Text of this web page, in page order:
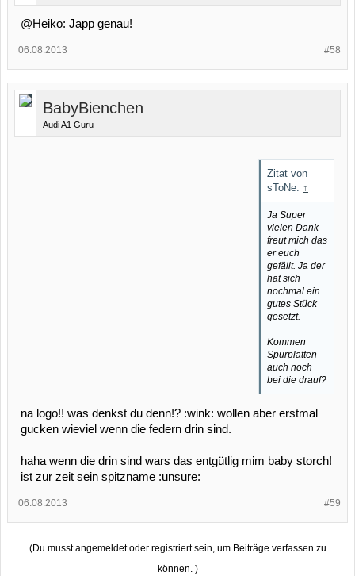
@Heiko: Japp genau!
#58
06.08.2013
BabyBienchen
Audi A1 Guru
Zitat von
sToNe: ↑
Ja Super
vielen Dank
freut mich das
er euch
gefällt. Ja der
hat sich
nochmal ein
gutes Stück
gesetzt.
Kommen
Spurplatten
auch noch
bei die drauf?
na logo!! was denkst du denn!? :wink: wollen aber erstmal
gucken wieviel wenn die federn drin sind.
haha wenn die drin sind wars das entgütlig mim baby storch!
ist zur zeit sein spitzname :unsure:
#59
06.08.2013
(Du musst angemeldet oder registriert sein, um Beiträge verfassen zu
können. )